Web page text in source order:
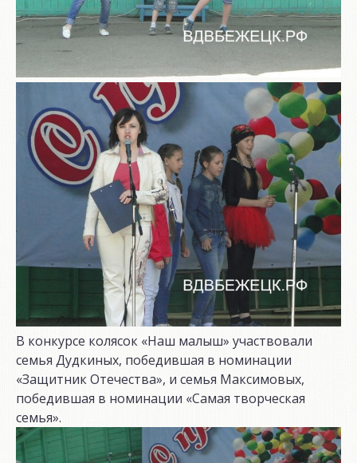
В конкурсе колясок «Наш малыш» участвовали
семья Дудкиных, победившая в номинации
«Защитник Отечества», и семья Максимовых,
победившая в номинации «Самая творческая
семья».